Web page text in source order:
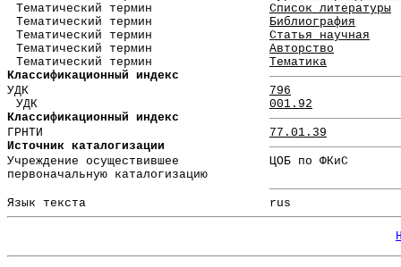
Тематический термин
Список литературы
Тематический термин
Библиография
Тематический термин
Статья научная
Тематический термин
Авторство
Тематический термин
Тематика
Классификационный индекс
УДК
796
УДК
001.92
Классификационный индекс
ГРНТИ
77.01.39
Источник каталогизации
Учреждение осуществившее
первоначальную каталогизацию
ЦОБ по ФКиС
Язык текста rus